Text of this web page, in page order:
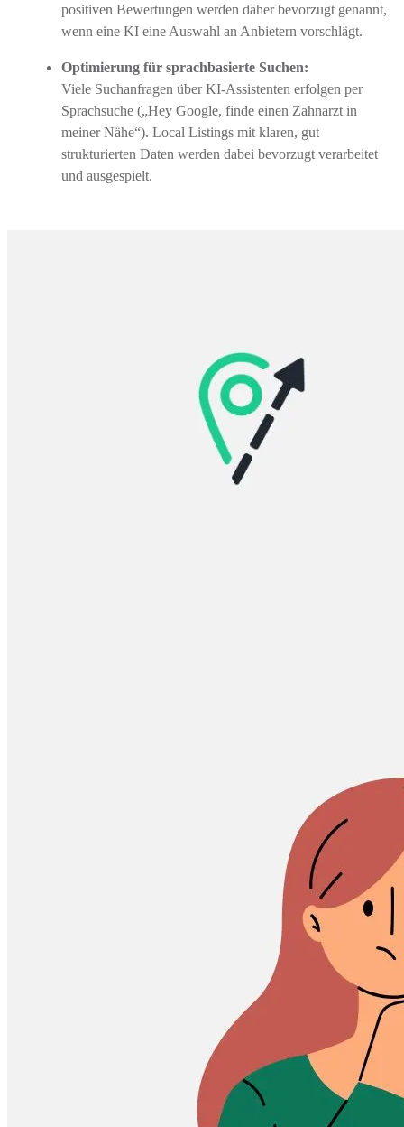
positiven Bewertungen werden daher bevorzugt genannt,
wenn eine KI eine Auswahl an Anbietern vorschlägt.
Optimierung für sprachbasierte Suchen:
Viele Suchanfragen über KI-Assistenten erfolgen per
Sprachsuche („Hey Google, finde einen Zahnarzt in
meiner Nähe“). Local Listings mit klaren, gut
strukturierten Daten werden dabei bevorzugt verarbeitet
und ausgespielt.